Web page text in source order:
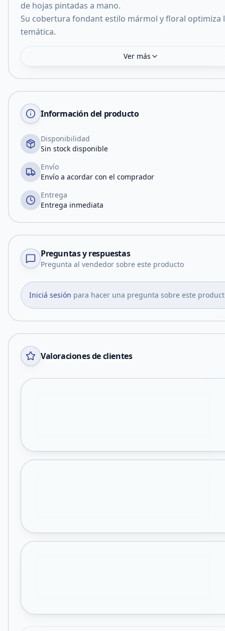
de hojas pintadas a mano.
Su cobertura fondant estilo mármol y floral optimiza
temática.
Ver más
Información del producto
Disponibilidad
Sin stock disponible
Envío
Envío a acordar con el comprador
Entrega
Entrega inmediata
Preguntas y respuestas
Pregunta al vendedor sobre este producto
Iniciá sesión para hacer una pregunta sobre este
Valoraciones de clientes